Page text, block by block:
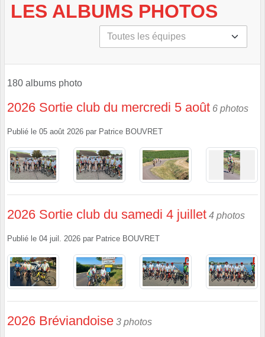
LES ALBUMS PHOTOS
180 albums photo
2026 Sortie club du mercredi 5 août 6 photos
Publié le 05 août 2026 par Patrice BOUVRET
2026 Sortie club du samedi 4 juillet 4 photos
Publié le 04 juil. 2026 par Patrice BOUVRET
2026 Bréviandoise 3 photos